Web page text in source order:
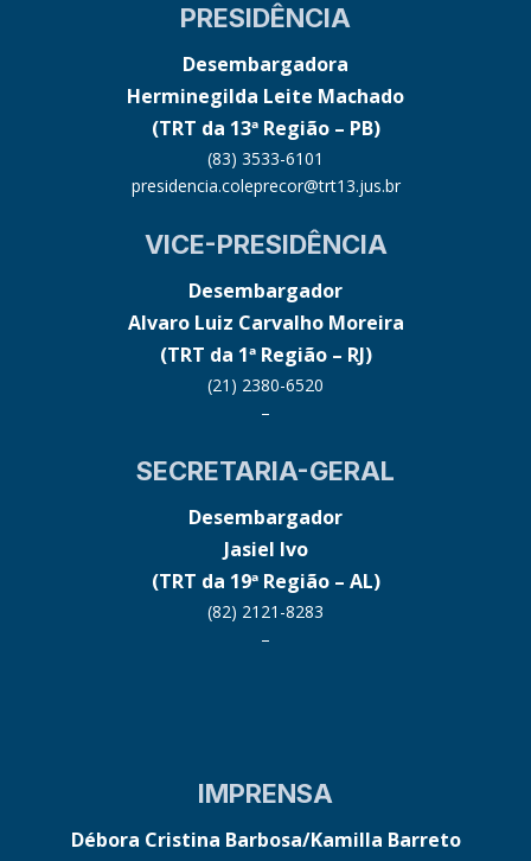
PRESIDÊNCIA
Desembargadora
Herminegilda Leite Machado
(TRT da 13ª Região – PB)
(83) 3533-6101
presidencia.coleprecor@trt13.jus.br
VICE-PRESIDÊNCIA
Desembargador
Alvaro Luiz Carvalho Moreira
(TRT da 1ª Região – RJ)
(21) 2380-6520
–
SECRETARIA-GERAL
Desembargador
Jasiel Ivo
(TRT da 19ª Região – AL)
(82) 2121-8283
–
IMPRENSA
Débora Cristina Barbosa/Kamilla Barreto